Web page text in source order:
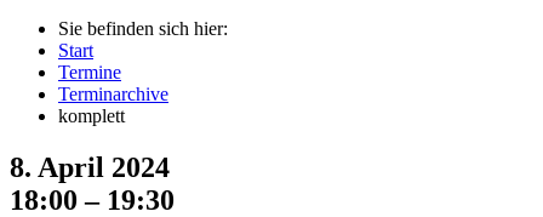
Sie befinden sich hier:
Start
Termine
Terminarchive
komplett
8. April 2024
18:00 – 19:30